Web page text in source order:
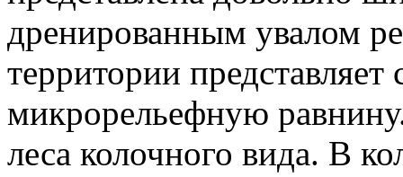
дренированным увалом
территории
микрорельефную
леса колочного вида. В